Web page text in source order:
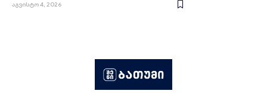
Აგვისტო 4, 2026